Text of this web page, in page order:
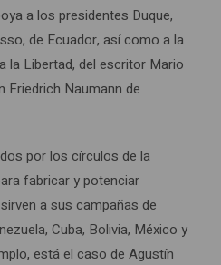
a los presidentes Duque,
de Ecuador, así como a la
la Libertad, del escritor Mario
Friedrich Naumann de
por los círculos de la
fabricar y potenciar
a sus campañas de
Cuba, Bolivia, México y
está el caso de Agustín